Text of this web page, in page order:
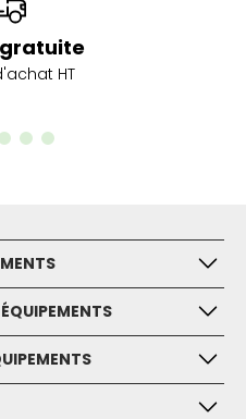
HT